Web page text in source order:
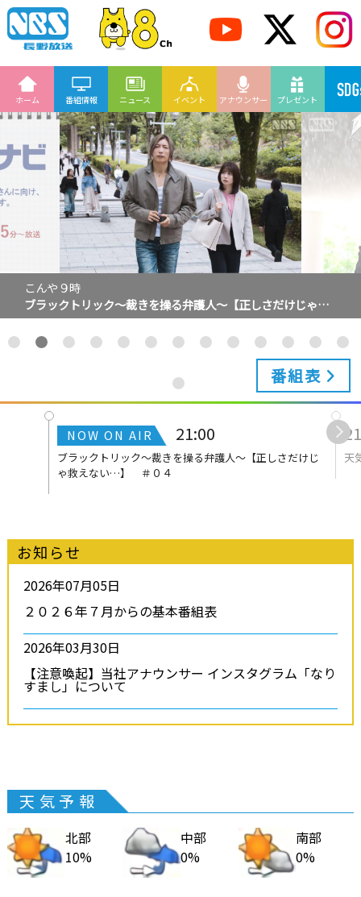
ホーム 番組情報 ニュース イベント アナウンサー プレゼント
こんや１０時
ＧＴＯ 家出した女子生徒に迫る魔の手！フェイク動画の濡
れ衣を晴らせ ＃０４
番組表
21:00
ブラックトリック～裁きを操る弁護人～【正しさだけじ
ゃ救えない…】 ＃０４
天
お知らせ
2026年07月05日
２０２６年７月からの基本番組表
2026年03月30日
【注意喚起】当社アナウンサー インスタグラム「なり
すまし」について
天気予報
北部
10%
中部
0%
南部
0%